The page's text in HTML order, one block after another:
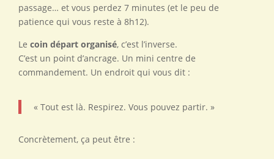
passage… et vous perdez 7 minutes (et le peu de
patience qui vous reste à 8h12).
Le coin départ organisé, c’est l’inverse.
C’est un point d’ancrage. Un mini centre de
commandement. Un endroit qui vous dit :
« Tout est là. Respirez. Vous pouvez partir. »
Concrètement, ça peut être :